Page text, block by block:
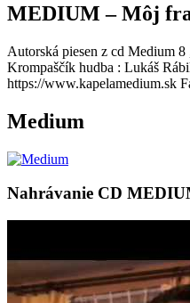
MEDIUM – Môj
Autorská piesen z cd Medium
Krompaščík hudba : Lukáš
https://www.kapelamedium.sk
Medium
Nahrávanie CD